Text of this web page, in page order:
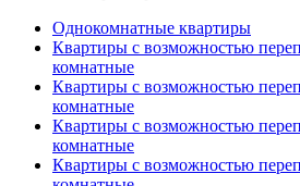
Однокомнатные квартиры
Квартиры с возможностью
комнатные
Квартиры с возможностью
комнатные
Квартиры с возможностью
комнатные
Квартиры с возможностью